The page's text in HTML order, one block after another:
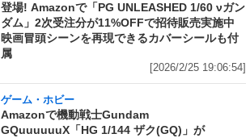
登場! Amazonで「PG UNLEASHED 1/60 νガン
ダム」2次受注分が11%OFFで招待販売実施中
映画冒頭シーンを再現できるカバーシールも付
属
[2026/2/25 19:06:54]
ゲーム・ホビー
Amazonで機動戦士Gundam
GQuuuuuuX「HG 1/144 ザク(GQ)」が